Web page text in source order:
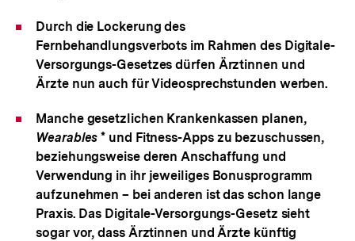
Durch die Lockerung des
Fernbehandlungsverbots im Rahmen des Digitale-
Versorgungs-Gesetzes dürfen Ärztinnen und
Ärzte nun auch für Videosprechstunden werben.
Manche gesetzlichen Krankenkassen planen,
Wearables * und Fitness-Apps zu bezuschussen,
beziehungsweise deren Anschaffung und
Verwendung in ihr jeweiliges Bonusprogramm
aufzunehmen – bei anderen ist das schon lange
Praxis. Das Digitale-Versorgungs-Gesetz sieht
sogar vor, dass Ärztinnen und Ärzte künftig